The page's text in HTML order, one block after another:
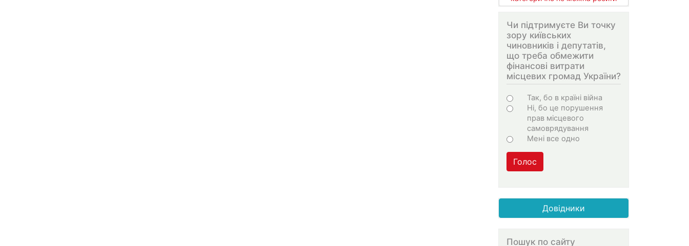
Чи підтримуєте Ви точку
зору київських
чиновників і депутатів,
що треба обмежити
фінансові витрати
місцевих громад України?
Варіанти
Так, бо в країні війна
Ні, бо це порушення
прав місцевого
самоврядування
Мені все одно
Голос
Довідники
Пошук по сайту